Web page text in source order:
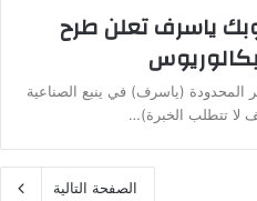
ياسرف تعلن طرح
المحدودة (ياسرف) في ينبع الصناعية
تتطلب الخبرة)…
الصفحة التالية